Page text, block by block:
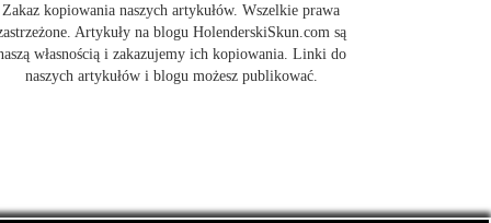
Zakaz kopiowania naszych artykułów. Wszelkie prawa
Artykuły na blogu HolenderskiSkun.com są
własnością i zakazujemy ich kopiowania. Linki do
naszych artykułów i blogu możesz publikować.